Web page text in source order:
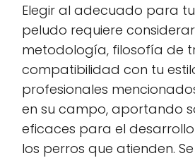
Elegir al adecuado para
peludo requiere
metodología, filosofía de
compatibilidad con tu
profesionales
en su campo, aportando
eficaces para el
los perros que atienden.